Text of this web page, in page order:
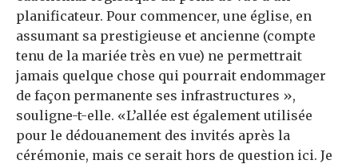
planificateur. Pour commencer, une église, en
assumant sa prestigieuse et ancienne (compte
tenu de la mariée très en vue) ne permettrait
jamais quelque chose qui pourrait endommager
de façon permanente ses infrastructures »,
souligne-t-elle. «L’allée est également utilisée
pour le dédouanement des invités après la
cérémonie, mais ce serait hors de question ici. Je